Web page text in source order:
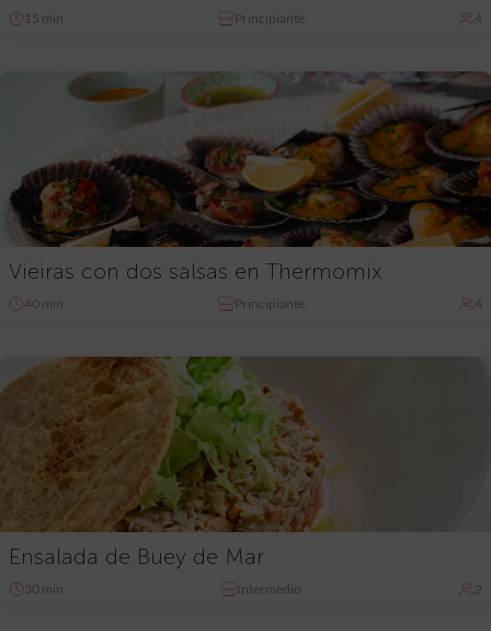
15 min Principiante 4
Vieiras con dos salsas en Thermomix
40 min Principiante 4
Ensalada de Buey de Mar
30 min Intermedio 2